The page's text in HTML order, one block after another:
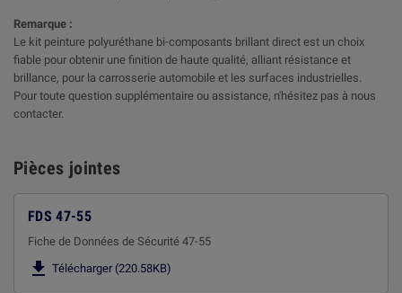
Remarque :
Le kit peinture polyuréthane bi-composants brillant direct est un choix
fiable pour obtenir une finition de haute qualité, alliant résistance et
brillance, pour la carrosserie automobile et les surfaces industrielles.
Pour toute question supplémentaire ou assistance, n'hésitez pas à nous
contacter.
Pièces jointes
FDS 47-55
Fiche de Données de Sécurité 47-55
 Télécharger (220.58KB)